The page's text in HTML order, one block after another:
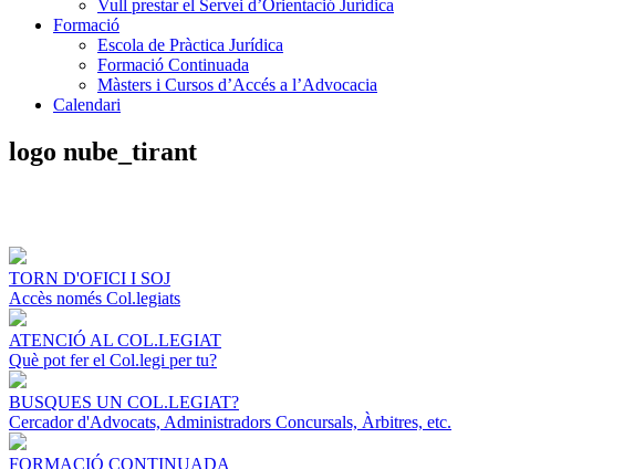
Vull prestar el Servei d’Orientació Jurídica
Formació
Escola de Pràctica Jurídica
Formació Continuada
Màsters i Cursos d’Accés a l’Advocacia
Calendari
logo nube_tirant
TORN D'OFICI I SOJ
Accès només Col.legiats
ATENCIÓ AL COL.LEGIAT
Què pot fer el Col.legi per tu?
BUSQUES UN COL.LEGIAT?
Cercador d'Advocats, Administradors Concursals, Àrbitres, etc.
FORMACIÓ CONTINUADA